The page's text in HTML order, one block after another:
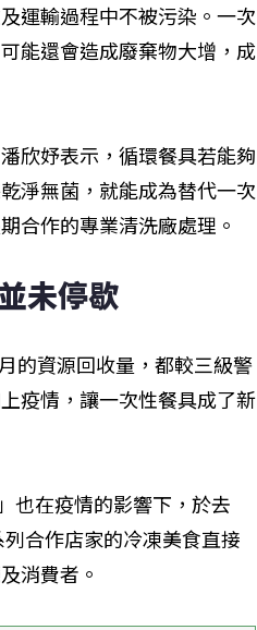
運輸過程中不被污染。一次
能還會造成廢棄物大增，成
欣妤表示，循環餐具若能夠
淨無菌，就能成為替代一次
合作的專業清洗廠處理。
未停歇
的資源回收量，都較三級警
疫情，讓一次性餐具成了新
也在疫情的影響下，於去
合作店家的冷凍美食直接
消費者。